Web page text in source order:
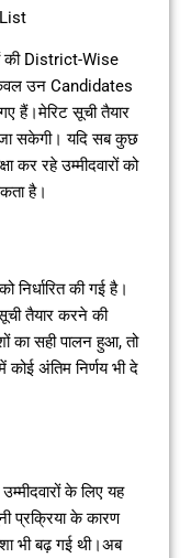
की District-Wise
उन Candidates
हैं।मेरिट सूची तैयार
सकेगी। यदि सब कुछ
कर रहे उम्मीदवारों को
है।
निर्धारित की गई है।
तैयार करने की
का सही पालन हुआ, तो
कोई अंतिम निर्णय भी दे
के लिए यह
प्रक्रिया के कारण
भी बढ़ गई थी।अब